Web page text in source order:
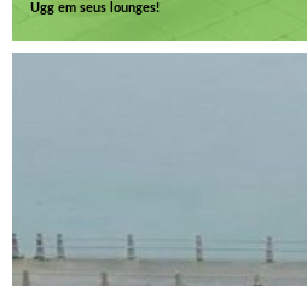
Ugg em seus lounges!